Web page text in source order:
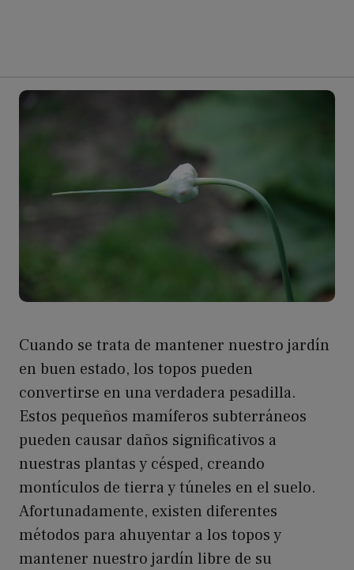
Cuando se trata de mantener nuestro jardín
en buen estado, los topos pueden
convertirse en una verdadera pesadilla.
Estos pequeños mamíferos subterráneos
pueden causar daños significativos a
nuestras plantas y césped, creando
montículos de tierra y túneles en el suelo.
Afortunadamente, existen diferentes
métodos para ahuyentar a los topos y
mantener nuestro jardín libre de su